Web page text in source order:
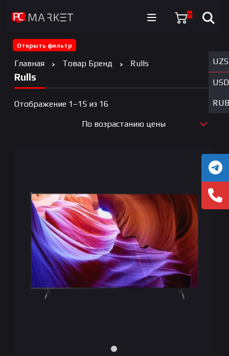
0
UZS
USD
RUB
Открыть фильтр
Главная Товар Бренд Rulls
Rulls
Отображение 1–15 из 16Цены:
возрастанию
По возрастанию цены